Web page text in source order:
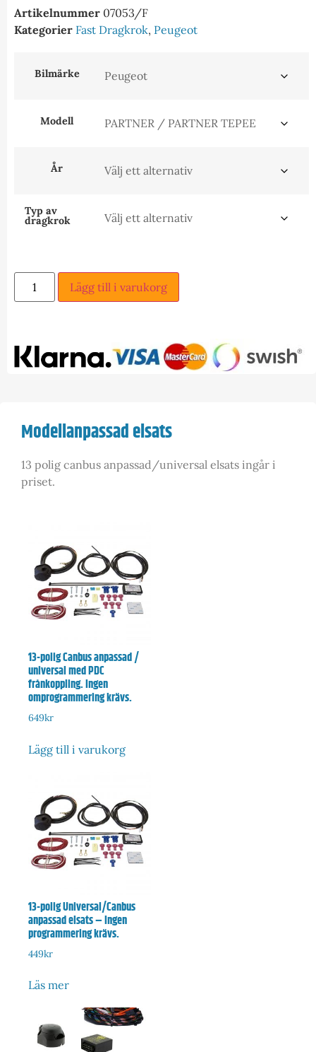
Artikelnummer 07053/F
Kategorier Fast Dragkrok, Peugeot
Bilmärke
Modell
År
Typ av
dragkrok
Lägg till i varukorg
Modellanpassad elsats
13 polig canbus anpassad/universal elsats ingår i
priset.
13-polig Canbus anpassad /
universal med PDC
frånkoppling. Ingen
omprogrammering krävs.
649kr
Lägg till i varukorg
13-polig Universal/Canbus
anpassad elsats – Ingen
programmering krävs.
449kr
Läs mer